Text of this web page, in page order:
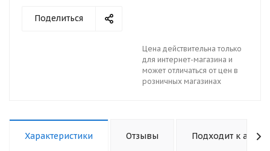
Поделиться
Цена действительна только
для интернет-магазина и
может отличаться от цен в
розничных магазинах
Характеристики Отзывы Подходит к авто